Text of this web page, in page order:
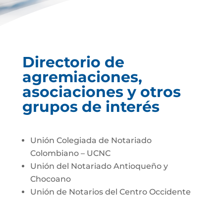
Directorio de
agremiaciones,
asociaciones y otros
grupos de interés
Unión Colegiada de Notariado
Colombiano – UCNC
Unión del Notariado Antioqueño y
Chocoano
Unión de Notarios del Centro Occidente